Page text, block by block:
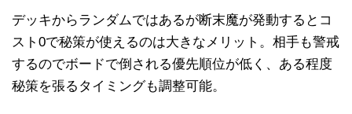
デッキからランダムではあるが断末魔が発動するとコ
スト0で秘策が使えるのは大きなメリット。相手も警戒
するのでボードで倒される優先順位が低く、ある程度
秘策を張るタイミングも調整可能。